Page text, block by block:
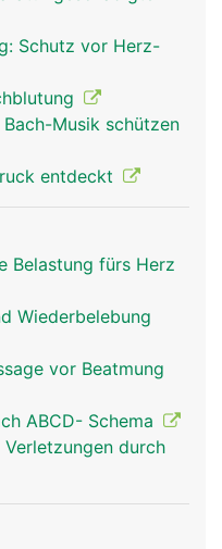
Schutz vor Herz-
Musik schützen
entdeckt
Belastung fürs Herz
Wiederbelebung
vor Beatmung
ABCD- Schema
durch